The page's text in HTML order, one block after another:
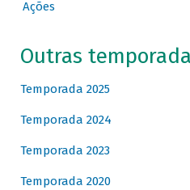
Ações
Outras
Temporada 2025
Temporada 2024
Temporada 2023
Temporada 2020